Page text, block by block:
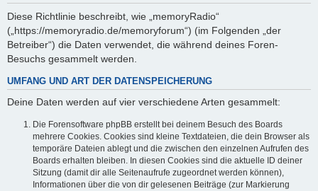
Diese Richtlinie beschreibt, wie „memoryRadio“
(„https://memoryradio.de/memoryforum“) (im Folgenden „der
Betreiber“) die Daten verwendet, die während deines Foren-
Besuchs gesammelt werden.
UMFANG UND ART DER DATENSPEICHERUNG
Deine Daten werden auf vier verschiedene Arten gesammelt:
Die Forensoftware phpBB erstellt bei deinem Besuch des Boards
mehrere Cookies. Cookies sind kleine Textdateien, die dein Browser als
temporäre Dateien ablegt und die zwischen den einzelnen Aufrufen des
Boards erhalten bleiben. In diesen Cookies sind die aktuelle ID deiner
Sitzung (damit dir alle Seitenaufrufe zugeordnet werden können),
Informationen über die von dir gelesenen Beiträge (zur Markierung